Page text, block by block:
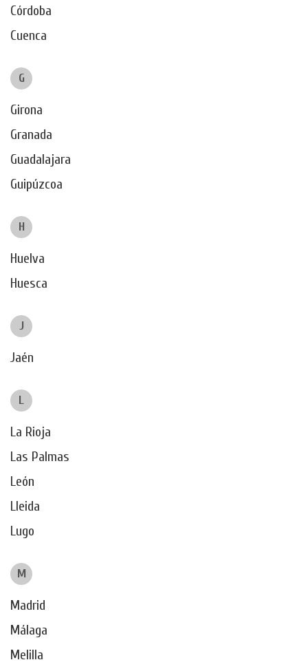
Córdoba
Cuenca
G
Girona
Granada
Guadalajara
Guipúzcoa
H
Huelva
Huesca
J
Jaén
L
La Rioja
Las Palmas
León
Lleida
Lugo
M
Madrid
Málaga
Melilla